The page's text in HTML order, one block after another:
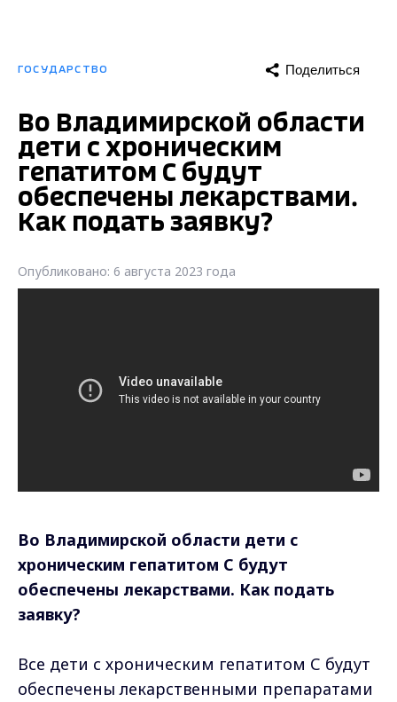
ГОСУДАРСТВО Поделиться
Во Владимирской области
дети с хроническим
гепатитом С будут
обеспечены лекарствами.
Как подать заявку?
Опубликовано: 6 августа 2023 года
Во Владимирской области дети с
хроническим гепатитом С будут
обеспечены лекарствами. Как подать
заявку?
Все дети с хроническим гепатитом С будут
обеспечены лекарственными препаратами